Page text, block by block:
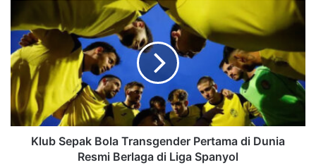
Klub Sepak Bola Transgender Pertama di Dunia
Resmi Berlaga di Liga Spanyol